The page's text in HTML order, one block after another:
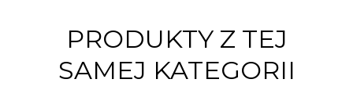
PRODUKTY Z TEJ
SAMEJ KATEGORII